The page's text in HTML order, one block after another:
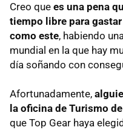
Creo que es una pena
tiempo libre para
como este, habiendo
mundial en la que hay
día soñando con
Afortunadamente,
la oficina de Turismo
que Top Gear haya